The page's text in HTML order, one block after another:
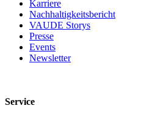
Karriere
Nachhaltigkeitsbericht
VAUDE Storys
Presse
Events
Newsletter
Service